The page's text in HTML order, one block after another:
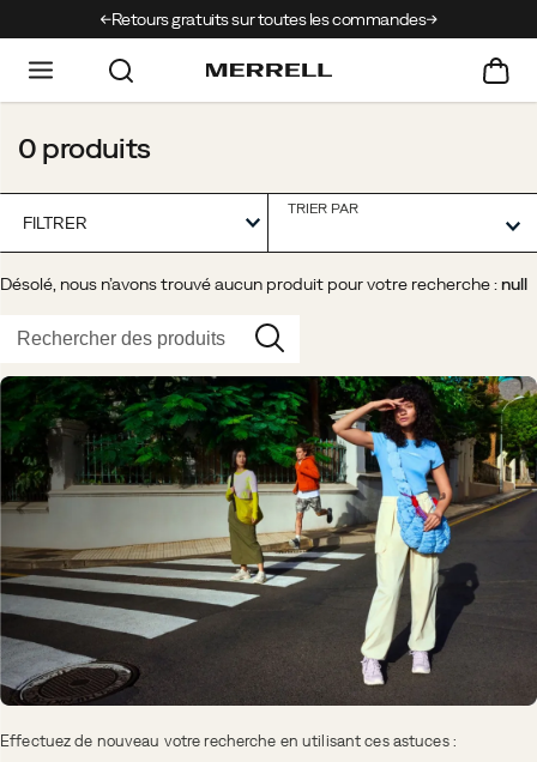
Retours gratuits sur toutes les commandes
0 produits
FILTRER
TRIER PAR
Désolé, nous n’avons trouvé aucun produit pour votre recherche :null
Effectuez de nouveau votre recherche en utilisant ces astuces :